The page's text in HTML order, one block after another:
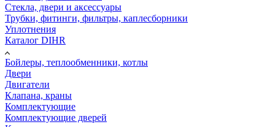
Стекла, двери и аксессуары
Трубки, фитинги, фильтры, каплесборники
Уплотнения
Каталог DIHR
Бойлеры, теплообменники, котлы
Двери
Двигатели
Клапана, краны
Комплектующие
Комплектующие дверей